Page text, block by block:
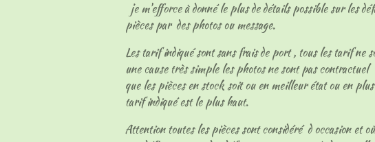
je m'efforce à donné le plus de détails possible sur les
pièces par des photos ou message.
Les tarif indiqué sont sans frais de port , tous les tarif ne
une cause très simple les photos ne sont pas
que les pièces en stock soit ou en meilleur état ou en
tarif indiqué est le plus haut.
Attention toutes les pièces sont considéré d occasion et